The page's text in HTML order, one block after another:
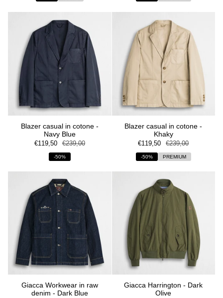
Blazer casual in cotone -
Navy Blue
€119,50 €239,00
-50%
Blazer casual in cotone -
Khaky
€119,50 €239,00
-50% PREMIUM
Giacca Workwear in raw
denim - Dark Blue
Giacca Harrington - Dark
Olive